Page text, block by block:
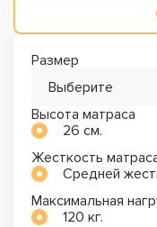
Размер
Выберите
Высота матраса
26 см.
Жесткость
Средней
Максимальная
120 кг.